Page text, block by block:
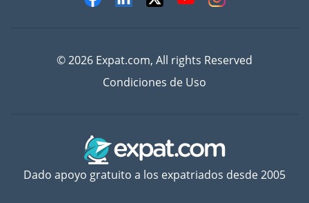
© 2026 Expat.com, All rights Reserved
Condiciones de Uso
Dado apoyo gratuito a los expatriados desde 2005